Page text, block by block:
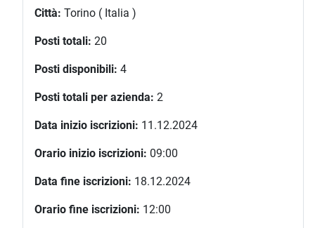
Città: Torino ( Italia )
Posti totali: 20
Posti disponibili: 4
Posti totali per azienda: 2
Data inizio iscrizioni: 11.12.2024
Orario inizio iscrizioni: 09:00
Data fine iscrizioni: 18.12.2024
Orario fine iscrizioni: 12:00